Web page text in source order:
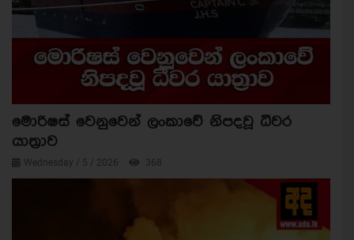
මොරිෂස් වෙනුවෙන් ලංකාවේ නිපදවූ ධීවර
යාත්‍රාව
Wednesday / 5 / 2026 368